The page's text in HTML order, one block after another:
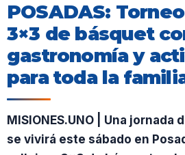
POSADAS:
3×3 de básquet
gastronomía y
para toda la
MISIONES.UNO | Una jornada
se vivirá este sábado en